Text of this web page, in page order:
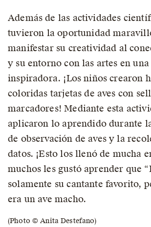
Además de las actividades
tuvieron la oportunidad
manifestar su creatividad al
y su entorno con las artes en
inspiradora. ¡Los niños crearon
coloridas tarjetas de aves con
marcadores! Mediante esta
aplicaron lo aprendido durante
de observación de aves y la
datos. ¡Esto los llenó de mucha
muchos les gustó aprender que
solamente su cantante favorito,
era un ave macho.
(Photo © Anita Destefano)